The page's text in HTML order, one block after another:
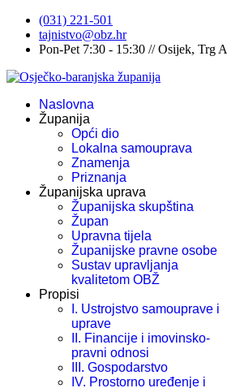
(031) 221-501
tajnistvo@obz.hr
Pon-Pet 7:30 - 15:30 // Osijek, Trg
Naslovna
Županija
Opći dio
Lokalna samouprava
Znamenja
Priznanja
Županijska uprava
Županijska skupština
Župan
Upravna tijela
Županijske pravne osobe
Sustav upravljanja
kvalitetom OBŽ
Propisi
I. Ustrojstvo samouprave i
uprave
II. Financije i imovinsko-
pravni odnosi
III. Gospodarstvo
IV. Prostorno uređenje i